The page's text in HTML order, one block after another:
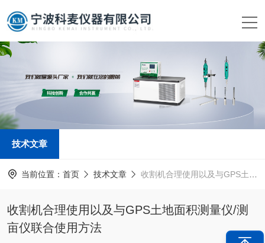
技术文章
当前位置： 首页 技术文章 收割机合理使用以及与GPS土地面积测量仪/测亩仪联合使用方法
收割机合理使用以及与GPS土地面积测量仪/测
亩仪联合使用方法